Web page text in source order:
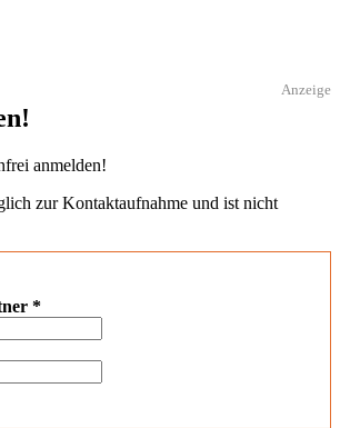
Anzeige
anmelden!
zur Kontaktaufnahme und ist nicht
*